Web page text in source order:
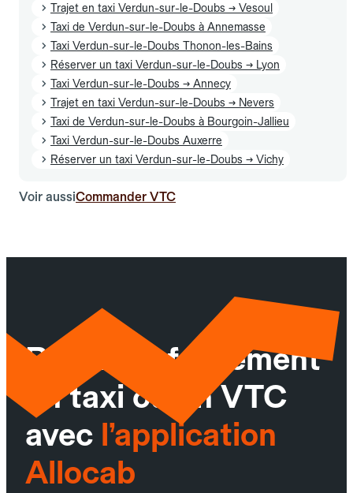
Trajet en taxi Verdun-sur-le-Doubs → Vesoul
Taxi de Verdun-sur-le-Doubs à Annemasse
Taxi Verdun-sur-le-Doubs Thonon-les-Bains
Réserver un taxi Verdun-sur-le-Doubs → Lyon
Taxi Verdun-sur-le-Doubs → Annecy
Trajet en taxi Verdun-sur-le-Doubs → Nevers
Taxi de Verdun-sur-le-Doubs à Bourgoin-Jallieu
Taxi Verdun-sur-le-Doubs Auxerre
Réserver un taxi Verdun-sur-le-Doubs → Vichy
Voir aussiCommander VTC
Réservez facilement
un taxi ou un VTC
avec l’application
Allocab